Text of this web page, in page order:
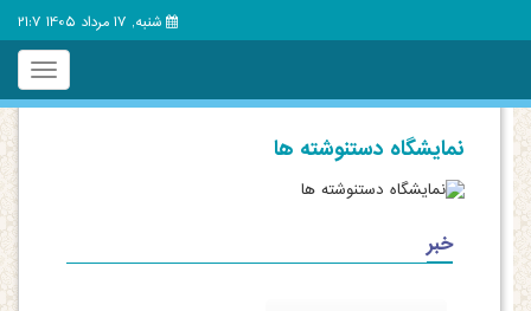
شنبه, 17 مرداد 1405 21:7
Toggle
نمایشگاه دستنوشته ها
خبر